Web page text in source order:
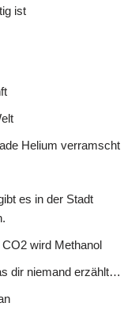
ist
Helium verramscht
es in der Stadt
wird Methanol
dir niemand erzählt…